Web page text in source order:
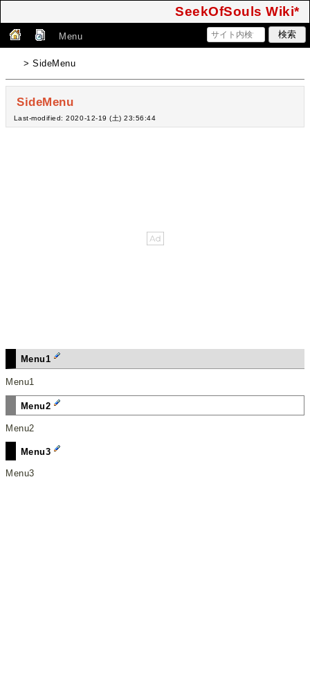
SeekOfSouls Wiki*
Menu
> SideMenu
SideMenu
Last-modified: 2020-12-19 (土) 23:56:44
Menu1
Menu1
Menu2
Menu2
Menu3
Menu3